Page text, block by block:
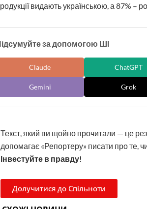
видають українською, а 87% –
за допомогою ШІ
Claude ChatGPT
Gemini Grok
Текст, який ви щойно прочитали — це
допомагає «Репортеру» писати про те,
Інвестуйте в правду!
Долучитися до Спільноти